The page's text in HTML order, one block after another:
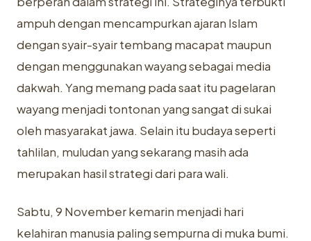
ampuh dengan mencampurkan ajaran Islam
dengan syair-syair tembang macapat maupun
dengan menggunakan wayang sebagai media
dakwah. Yang memang pada saat itu pagelaran
wayang menjadi tontonan yang sangat di sukai
oleh masyarakat jawa. Selain itu budaya seperti
tahlilan, muludan yang sekarang masih ada
merupakan hasil strategi dari para wali.
Sabtu, 9 November kemarin menjadi hari
kelahiran manusia paling sempurna di muka bumi.